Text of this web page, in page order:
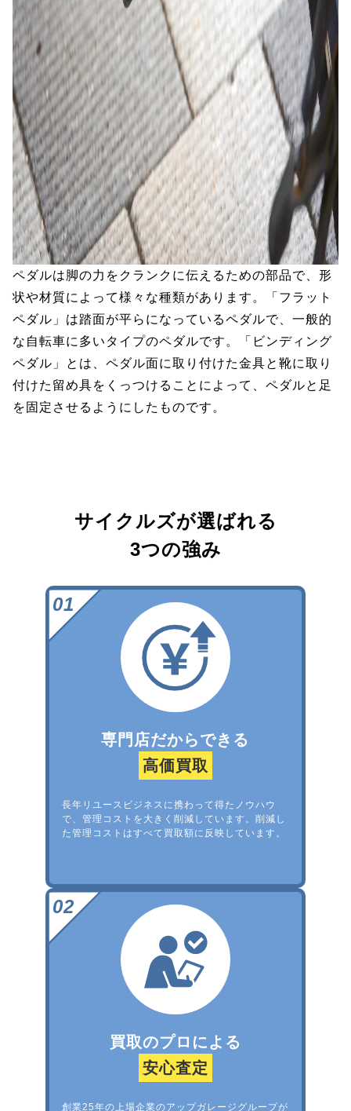
ペダルは脚の力をクランクに伝えるための部品で、形
状や材質によって様々な種類があります。「フラット
ペダル」は踏面が平らになっているペダルで、一般的
な自転車に多いタイプのペダルです。「ビンディング
ペダル」とは、ペダル面に取り付けた金具と靴に取り
付けた留め具をくっつけることによって、ペダルと足
を固定させるようにしたものです。
サイクルズが選ばれる
3つの強み
専門店だからできる
高価買取
長年リユースビジネスに携わって得たノウハウ
で、管理コストを大きく削減しています。削減し
た管理コストはすべて買取額に反映しています。
買取のプロによる
安心査定
創業25年の上場企業のアップガレージグループが